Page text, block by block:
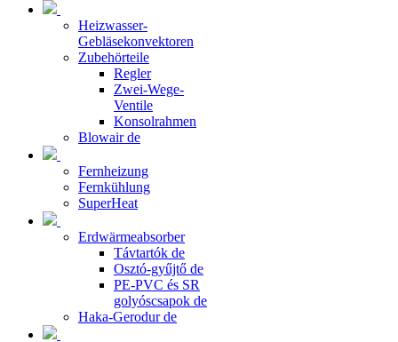
Heizwasser-
Gebläsekonvektoren
Zubehörteile
Regler
Zwei-Wege-
Ventile
Konsolrahmen
Blowair de
Fernheizung
Fernkühlung
SuperHeat
Erdwärmeabsorber
Távtartók de
Osztó-gyűjtő de
PE-PVC és SR
golyóscsapok de
Haka-Gerodur de